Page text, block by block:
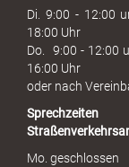
Di. 9:00 - 12:00
18:00 Uhr
Do. 9:00 - 12:00
16:00 Uhr
oder nach
Sprechzeiten
Mo. geschlossen